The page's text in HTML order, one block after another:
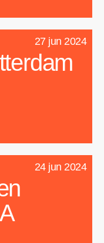
27 jun 2024
24 jun 2024